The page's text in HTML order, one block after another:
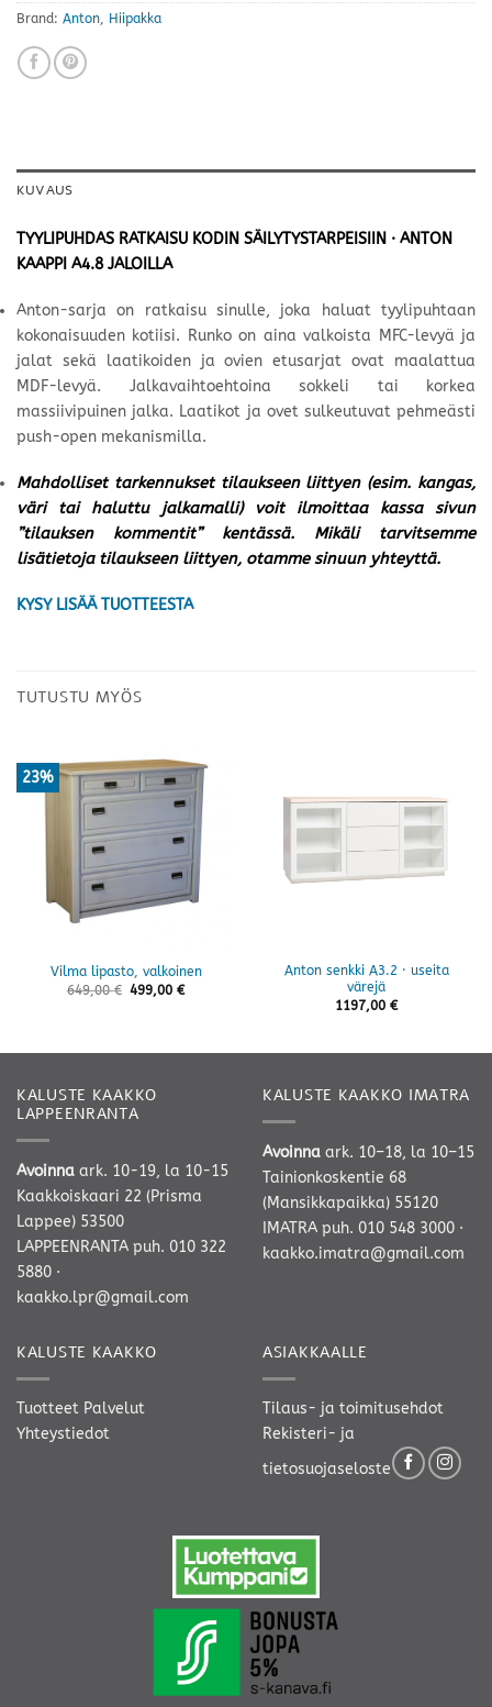
Brand: Anton Hiipakka
KUVAUS
TYYLIPUHDAS RATKAISU KODIN SÄILYTYSTARPEISIIN · ANTON
KAAPPI A4.8 JALOILLA
Anton-sarja on ratkaisu sinulle, joka haluat tyylipuhtaan
kokonaisuuden kotiisi. Runko on aina valkoista MFC-levyä ja
jalat sekä laatikoiden ja ovien etusarjat ovat maalattua
MDF-levyä. Jalkavaihtoehtoina sokkeli tai korkea
massiivipuinen jalka. Laatikot ja ovet sulkeutuvat pehmeästi
push-open mekanismilla.
Mahdolliset tarkennukset tilaukseen liittyen (esim. kangas,
väri tai haluttu jalkamalli) voit ilmoittaa kassa sivun
”tilauksen kommentit” kentässä. Mikäli tarvitsemme
lisätietoja tilaukseen liittyen, otamme sinuun yhteyttä.
KYSY LISÄÄ TUOTTEESTA
TUTUSTU MYÖS
23%
Vilma lipasto, valkoinen
649,00€ 499,00€
Anton senkki A3.2 · useita
värejä
1197,00 €
KALUSTE KAAKKO
LAPPEENRANTA
Avoinna ark. 10-19, la 10-15
Kaakkoiskaari 22 (Prisma
Lappee) 53500
LAPPEENRANTA puh. 010 322
5880 ·
kaakko.lpr@gmail.com
KALUSTE KAAKKO IMATRA
Avoinna ark. 10–18, la 10–15
Tainionkoskentie 68
(Mansikkapaikka) 55120
IMATRA puh. 010 548 3000 ·
kaakko.imatra@gmail.com
KALUSTE KAAKKO
Tuotteet Palvelut
Yhteystiedot
ASIAKKAALLE
Tilaus- ja toimitusehdot
Rekisteri- ja
tietosuojaseloste